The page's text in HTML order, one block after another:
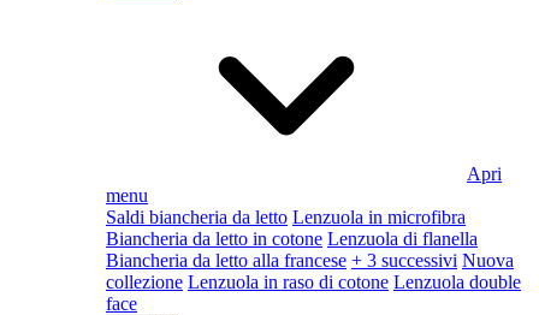
Apri
menu
Saldi biancheria da letto Lenzuola in microfibra
Biancheria da letto in cotone Lenzuola di flanella
Biancheria da letto alla francese + 3 successivi Nuova
collezione Lenzuola in raso di cotone Lenzuola double
face